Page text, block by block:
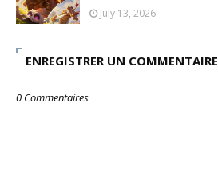
July 13, 2026
ENREGISTRER UN COMMENTAIRE
0 Commentaires